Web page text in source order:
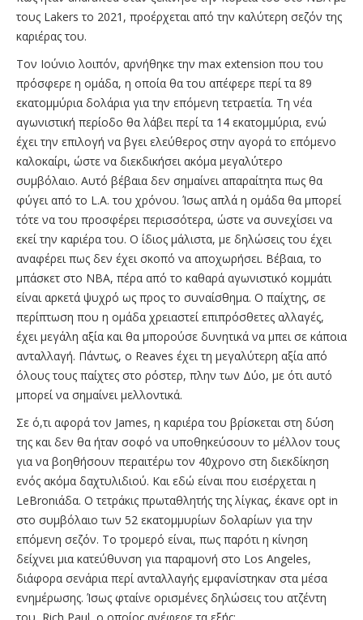
τους Lakers το 2021, προέρχεται από την καλύτερη σεζόν της
καριέρας του.
Τον Ιούνιο λοιπόν, αρνήθηκε την max extension που του
πρόσφερε η ομάδα, η οποία θα του απέφερε περί τα 89
εκατομμύρια δολάρια για την επόμενη τετραετία. Τη νέα
αγωνιστική περίοδο θα λάβει περί τα 14 εκατομμύρια, ενώ
έχει την επιλογή να βγει ελεύθερος στην αγορά το επόμενο
καλοκαίρι, ώστε να διεκδικήσει ακόμα μεγαλύτερο
συμβόλαιο. Αυτό βέβαια δεν σημαίνει απαραίτητα πως θα
φύγει από το L.A. του χρόνου. Ίσως απλά η ομάδα θα μπορεί
τότε να του προσφέρει περισσότερα, ώστε να συνεχίσει να
εκεί την καριέρα του. Ο ίδιος μάλιστα, με δηλώσεις του έχει
αναφέρει πως δεν έχει σκοπό να αποχωρήσει. Βέβαια, το
μπάσκετ στο ΝΒΑ, πέρα από το καθαρά αγωνιστικό κομμάτι
είναι αρκετά ψυχρό ως προς το συναίσθημα. Ο παίχτης, σε
περίπτωση που η ομάδα χρειαστεί επιπρόσθετες αλλαγές,
έχει μεγάλη αξία και θα μπορούσε δυνητικά να μπει σε κάποια
ανταλλαγή. Πάντως, ο Reaves έχει τη μεγαλύτερη αξία από
όλους τους παίχτες στο ρόστερ, πλην των Δύο, με ότι αυτό
μπορεί να σημαίνει μελλοντικά.
Σε ό,τι αφορά τον James, η καριέρα του βρίσκεται στη δύση
της και δεν θα ήταν σοφό να υποθηκεύσουν το μέλλον τους
για να βοηθήσουν περαιτέρω τον 40χρονο στη διεκδίκηση
ενός ακόμα δαχτυλιδιού. Και εδώ είναι που εισέρχεται η
LeBronιάδα. Ο τετράκις πρωταθλητής της λίγκας, έκανε opt in
στο συμβόλαιο των 52 εκατομμυρίων δολαρίων για την
επόμενη σεζόν. Το τρομερό είναι, πως παρότι η κίνηση
δείχνει μια κατεύθυνση για παραμονή στο Los Angeles,
διάφορα σενάρια περί ανταλλαγής εμφανίστηκαν στα μέσα
ενημέρωσης. Ίσως φταίνε ορισμένες δηλώσεις του ατζέντη